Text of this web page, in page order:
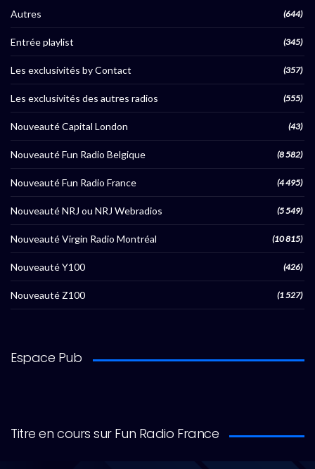
Autres (644)
Entrée playlist (345)
Les exclusivités by Contact (357)
Les exclusivités des autres radios (555)
Nouveauté Capital London (43)
Nouveauté Fun Radio Belgique (8 582)
Nouveauté Fun Radio France (4 495)
Nouveauté NRJ ou NRJ Webradios (5 549)
Nouveauté Virgin Radio Montréal (10 815)
Nouveauté Y100 (426)
Nouveauté Z100 (1 527)
Espace Pub
Titre en cours sur Fun Radio France